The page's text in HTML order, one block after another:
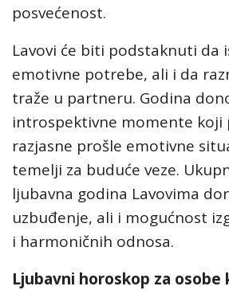
posvećenost.
Lavovi će biti podstaknuti da
emotivne potrebe, ali i da
traže u partneru. Godina
introspektivne momente koji
razjasne prošle emotivne
temelji za buduće veze.
ljubavna godina Lavovima
uzbuđenje, ali i mogućnost
i harmoničnih odnosa.
Ljubavni horoskop za osobe